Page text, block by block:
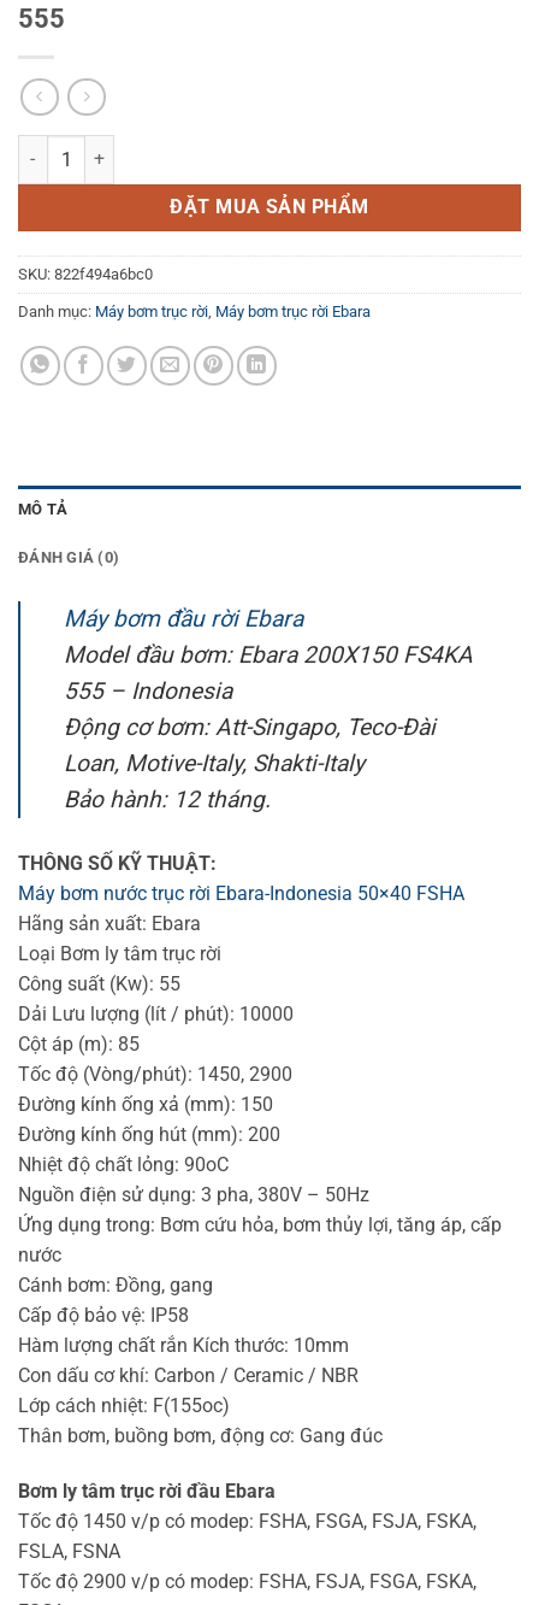
555
Máy bơm trục rời Ebara 200X150 FS4KA 555 số lượng
ĐẶT MUA SẢN PHẨM
SKU: 822f494a6bc0
Danh mục: Máy bơm trục rời, Máy bơm trục rời Ebara
MÔ TẢ
ĐÁNH GIÁ (0)
Máy bơm đầu rời Ebara
Model đầu bơm: Ebara 200X150 FS4KA
555 – Indonesia
Động cơ bơm: Att-Singapo, Teco-Đài
Loan, Motive-Italy, Shakti-Italy
Bảo hành: 12 tháng.
THÔNG SỐ KỸ THUẬT:
Máy bơm nước trục rời Ebara-Indonesia 50×40 FSHA
Hãng sản xuất: Ebara
Loại Bơm ly tâm trục rời
Công suất (Kw): 55
Dải Lưu lượng (lít / phút): 10000
Cột áp (m): 85
Tốc độ (Vòng/phút): 1450, 2900
Đường kính ống xả (mm): 150
Đường kính ống hút (mm): 200
Nhiệt độ chất lỏng: 90oC
Nguồn điện sử dụng: 3 pha, 380V – 50Hz
Ứng dụng trong: Bơm cứu hỏa, bơm thủy lợi, tăng áp, cấp
nước
Cánh bơm: Đồng, gang
Cấp độ bảo vệ: IP58
Hàm lượng chất rắn Kích thước: 10mm
Con dấu cơ khí: Carbon / Ceramic / NBR
Lớp cách nhiệt: F(155oc)
Thân bơm, buồng bơm, động cơ: Gang đúc
Bơm ly tâm trục rời đầu Ebara
Tốc độ 1450 v/p có modep: FSHA, FSGA, FSJA, FSKA,
FSLA, FSNA
Tốc độ 2900 v/p có modep: FSHA, FSJA, FSGA, FSKA,